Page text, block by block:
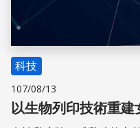
科技
107/08/13
以生物列印技術重建